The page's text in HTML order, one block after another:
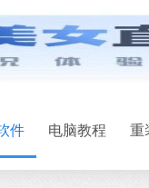
件 电脑教程 重